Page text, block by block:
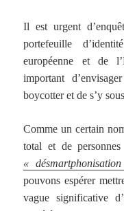
Il est urgent
portefeuille
européenne et de
important
boycotter et de s’y
Comme un certain
total et de
«
pouvons espérer
vague significative